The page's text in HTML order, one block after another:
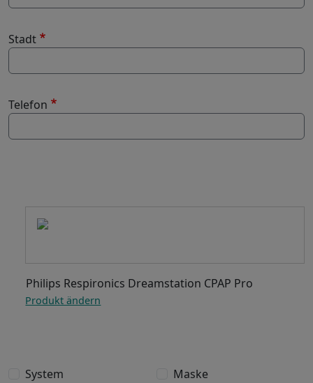
Stadt
Telefon
-Philips Respironics Dreamstation CPAP Pro
Produkt ändern
Ich interessiere mich auch für
System
Maske